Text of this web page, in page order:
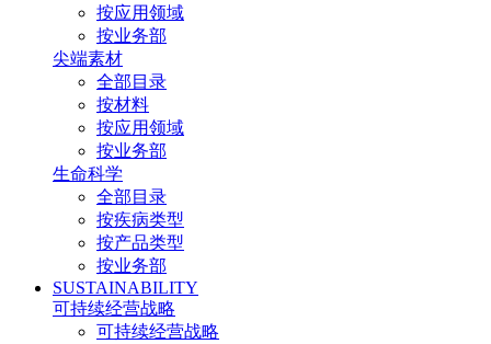
按应用领域
按业务部
尖端素材
全部目录
按材料
按应用领域
按业务部
生命科学
全部目录
按疾病类型
按产品类型
按业务部
SUSTAINABILITY
可持续经营战略
可持续经营战略